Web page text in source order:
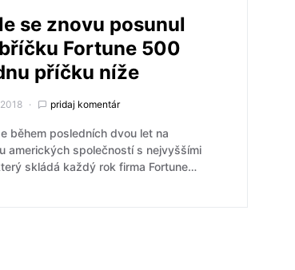
se znovu posunul
Fortune 500
příčku níže
pridaj komentár
během posledních dvou let na
amerických společností s nejvyššími
skládá každý rok firma Fortune…